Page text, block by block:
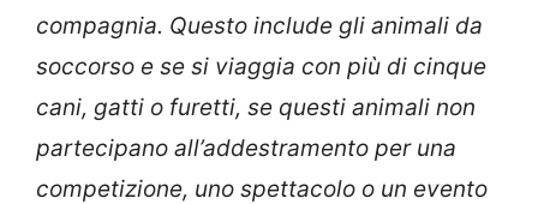
compagnia. Questo include gli animali da
soccorso e se si viaggia con più di cinque
cani, gatti o furetti, se questi animali non
partecipano all’addestramento per una
competizione, uno spettacolo o un evento